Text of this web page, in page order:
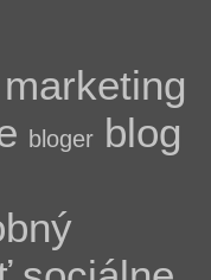
marketing
bloger blog